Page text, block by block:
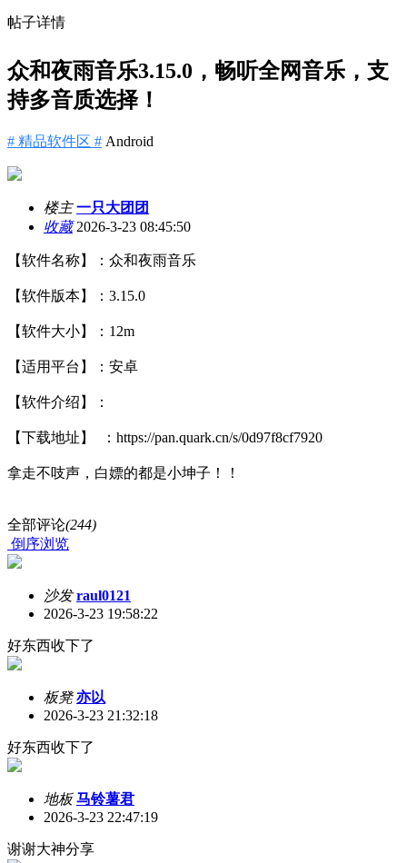
帖子详情
众和夜雨音乐3.15.0，畅听全网音乐，支
持多音质选择！
# 精品软件区 # Android
楼主 一只大团团
收藏2026-3-23 08:45:50
【软件名称】：众和夜雨音乐
【软件版本】：3.15.0
【软件大小】：12m
【适用平台】：安卓
【软件介绍】：
【下载地址】 ：https://pan.quark.cn/s/0d97f8cf7920
拿走不吱声，白嫖的都是小坤子！！
全部评论(244)
倒序浏览
沙发 raul0121
2026-3-23 19:58:22
好东西收下了
板凳 亦以
2026-3-23 21:32:18
好东西收下了
地板 马铃薯君
2026-3-23 22:47:19
谢谢大神分享